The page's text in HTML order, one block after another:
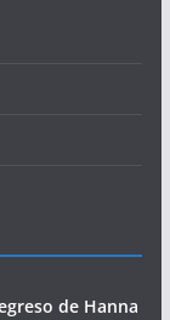
de Hanna